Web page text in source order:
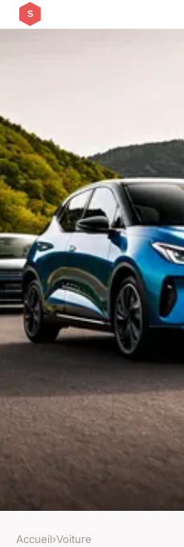
Accueil›Voiture